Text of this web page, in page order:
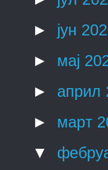
► јун
► мај
► април
► март
▼